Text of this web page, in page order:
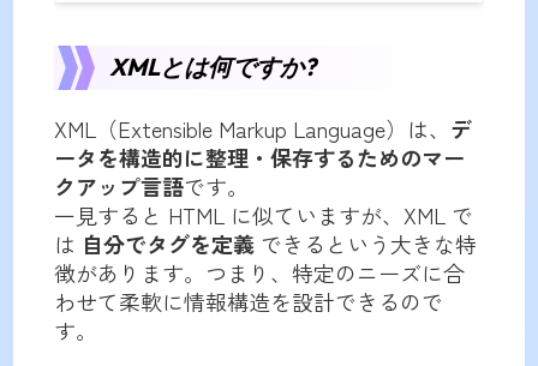
XMLとは何ですか?
XML（Extensible Markup Language）は、 デ
ータを構造的に整理・保存するためのマー
クアップ言語です。
一見すると HTML に似ていますが、XML で
は 自分でタグを定義できるという大きな特
徴があります。つまり、特定のニーズに合
わせて柔軟に情報構造を設計できるので
す。